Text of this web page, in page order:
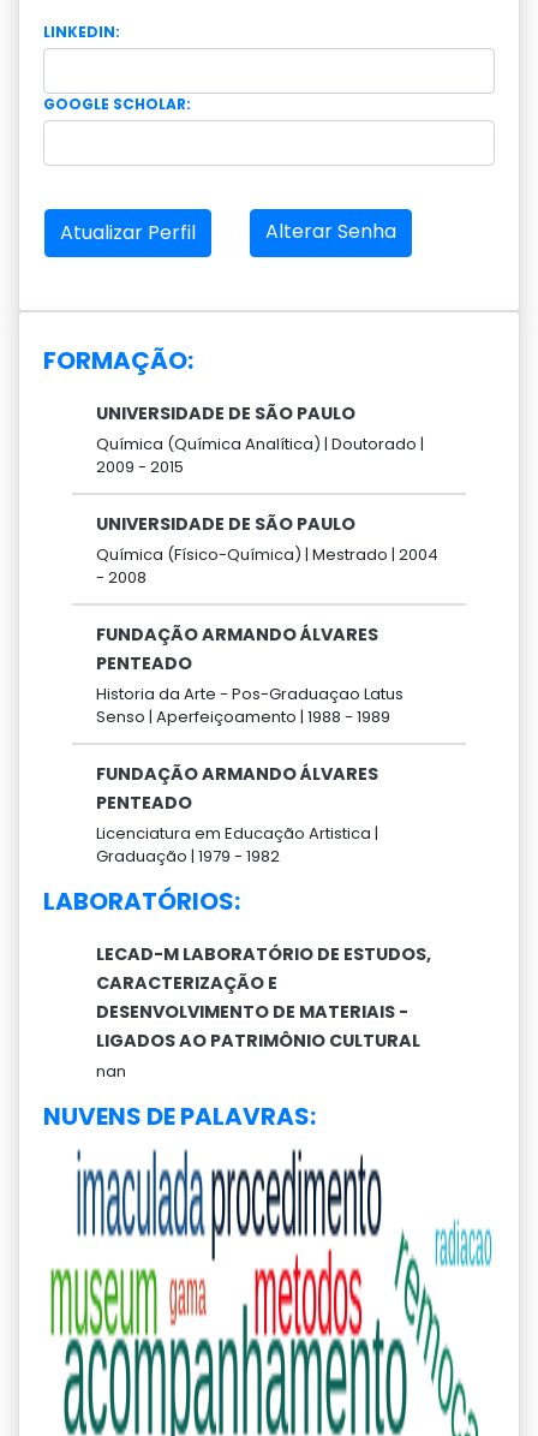
LINKEDIN:
GOOGLE SCHOLAR:
Atualizar Perfil Alterar Senha
FORMAÇÃO:
UNIVERSIDADE DE SÃO PAULO
Química (Química Analítica) | Doutorado |
2009 - 2015
UNIVERSIDADE DE SÃO PAULO
Química (Físico-Química) | Mestrado | 2004
- 2008
FUNDAÇÃO ARMANDO ÁLVARES
PENTEADO
Historia da Arte - Pos-Graduaçao Latus
Senso | Aperfeiçoamento | 1988 - 1989
FUNDAÇÃO ARMANDO ÁLVARES
PENTEADO
Licenciatura em Educação Artistica |
Graduação | 1979 - 1982
LABORATÓRIOS:
LECAD-M LABORATÓRIO DE ESTUDOS,
CARACTERIZAÇÃO E
DESENVOLVIMENTO DE MATERIAIS -
LIGADOS AO PATRIMÔNIO CULTURAL
nan
NUVENS DE PALAVRAS: